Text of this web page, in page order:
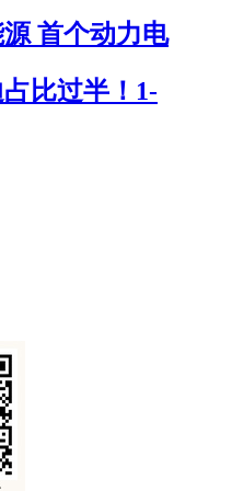
首个动力电
比过半！1-